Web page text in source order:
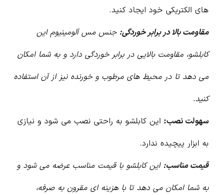
های الکتریکی خود ایجاد کنید.
مقاومت بالا در برابر خوردگی: جنس مس آلومینیوم این
کابلشو، مقاومت بالایی در برابر خوردگی دارد و به شما امکان
می دهد تا در محیط های مرطوب و خورنده نیز از آن استفاده
کنید.
سهولت نصب: این کابلشو به راحتی نصب می شود و نیازی
به ابزار پیچیده ندارد.
قیمت مناسب: این کابلشو با قیمت مناسب عرضه می شود و
به شما امکان می دهد تا با هزینه ای مقرون به صرفه،